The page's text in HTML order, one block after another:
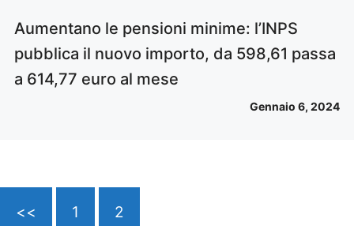
Aumentano le pensioni minime: l’INPS
pubblica il nuovo importo, da 598,61 passa
a 614,77 euro al mese
Gennaio 6, 2024
<< 1 2